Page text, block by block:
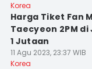
Korea
Harga Tiket Fan
Taecyeon 2PM
1 Jutaan
11 Agu 2023, 23:37 WIB
Korea